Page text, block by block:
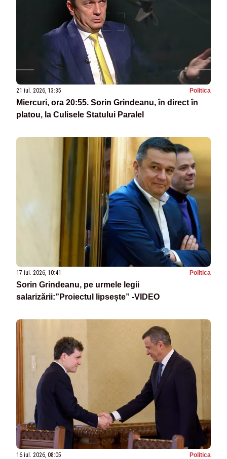
21 iul. 2026, 13:35 Politica
Miercuri, ora 20:55. Sorin Grindeanu, în direct în
platou, la Culisele Statului Paralel
17 iul. 2026, 10:41 Politica
Sorin Grindeanu, pe urmele legii
salarizării:”Proiectul lipsește” -VIDEO
16 iul. 2026, 08:05 Politica